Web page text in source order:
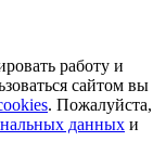
работу и
сайтом вы
. Пожалуйста,
данных и